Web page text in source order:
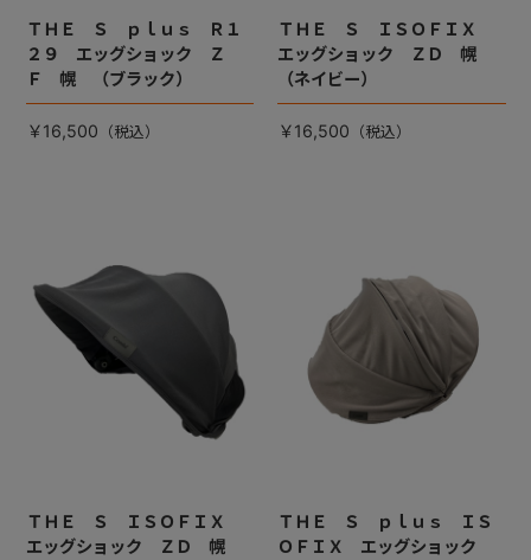
ＴＨＥ Ｓ ｐｌｕｓ Ｒ１
２９ エッグショック Ｚ
Ｆ 幌 （ブラック）
￥16,500
ＴＨＥ Ｓ ＩＳＯＦＩＸ
エッグショック ＺＤ 幌
（ネイビー）
￥16,500
ＴＨＥ Ｓ ＩＳＯＦＩＸ
エッグショック ＺＤ 幌
ＴＨＥ Ｓ ｐｌｕｓ ＩＳ
ＯＦＩＸ エッグショック